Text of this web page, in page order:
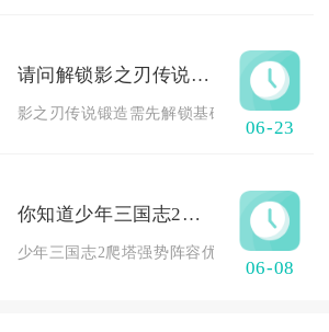
请问解锁影之刃传说锻造的时间和方法
影之刃传说锻造需先解锁基础锻造功能，
06-23
你知道少年三国志2中哪些阵容适合爬塔吗
少年三国志2爬塔强势阵容优先选魏国控制
06-08